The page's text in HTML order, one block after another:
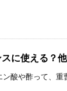
に使える？
酸や酢って、